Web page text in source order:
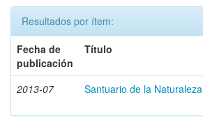
Resultados por ítem:
Fecha de
publicación
Título
2013-07 Santuario de la Naturaleza